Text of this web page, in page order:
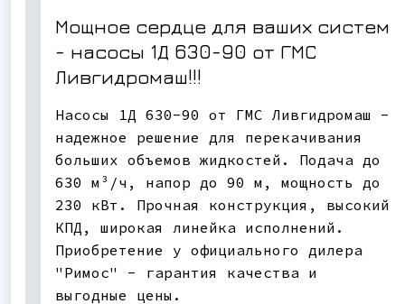
Мощное сердце для ваших систем
- насосы 1Д 630-90 от ГМС
Ливгидромаш!!!
Насосы 1Д 630-90 от ГМС Ливгидромаш -
надежное решение для перекачивания
больших объемов жидкостей. Подача до
630 м³/ч, напор до 90 м, мощность до
230 кВт. Прочная конструкция, высокий
КПД, широкая линейка исполнений.
Приобретение у официального дилера
"Римос" - гарантия качества и
выгодные цены.